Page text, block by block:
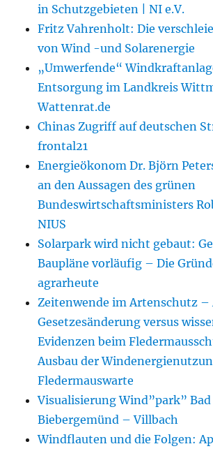
in Schutzgebieten | NI e.V.
Fritz Vahrenholt: Die
von Wind -und Solarenergie
„Umwerfende“
Entsorgung im Landkreis
Wattenrat.de
Chinas Zugriff auf deutschen
frontal21
Energieökonom Dr. Björn
an den Aussagen des grünen
Bundeswirtschaftsministers
NIUS
Solarpark wird nicht gebaut:
Baupläne vorläufig – Die
agrarheute
Zeitenwende im Artenschutz –
Gesetzesänderung versus
Evidenzen beim
Ausbau der
Fledermauswarte
Visualisierung Wind”park”
Biebergemünd – Villbach
Windflauten und die Folgen: